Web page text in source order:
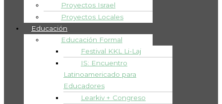
Proyectos Israel
Proyectos Locales
Educación
Educación Formal
Festival KKL Li-Laj
IS: Encuentro
Latinoamericado para
Educadores
Learkiv + Congreso